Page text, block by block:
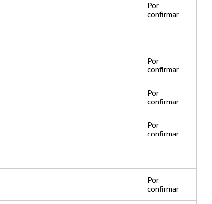
Por
confirmar
Por
confirmar
Por
confirmar
Por
confirmar
Por
confirmar